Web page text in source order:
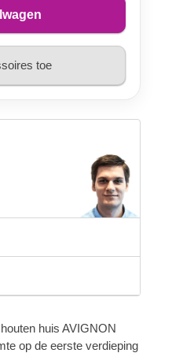
toe
huis AVIGNON
op de eerste verdieping